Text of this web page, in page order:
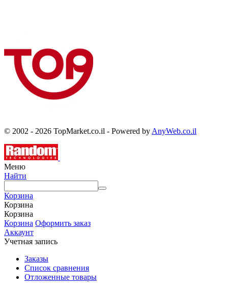
© 2002 - 2026 TopMarket.co.il - Powered by AnyWeb.co.il
Меню
Найти
Корзина
Корзина
Корзина
Корзина Оформить заказ
Аккаунт
Учетная запись
Заказы
Список сравнения
Отложенные товары